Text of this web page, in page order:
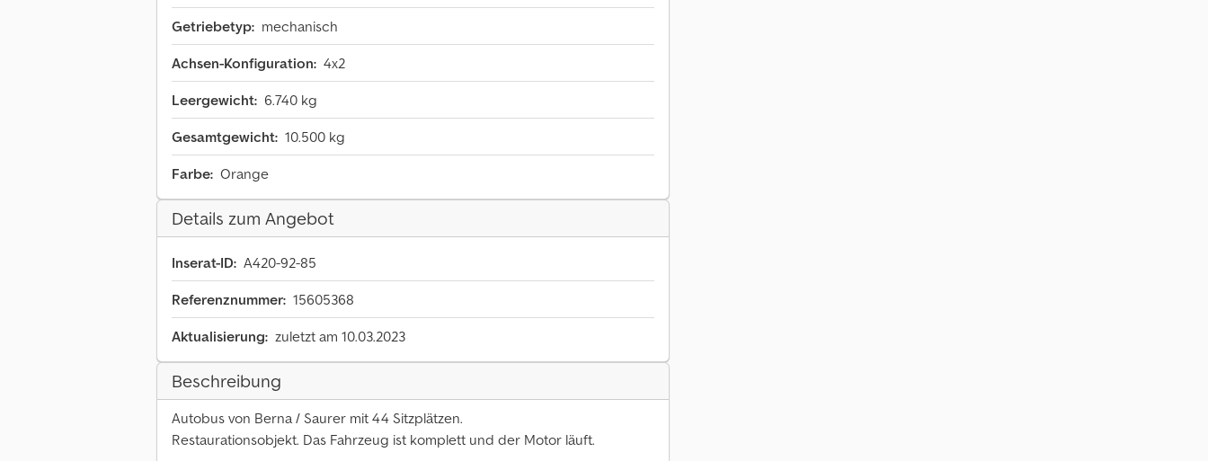
Getriebetyp: mechanisch
Achsen-Konfiguration: 4x2
Leergewicht: 6.740 kg
Gesamtgewicht: 10.500 kg
Farbe: Orange
Details zum Angebot
Inserat-ID: A420-92-85
Referenznummer: 15605368
Aktualisierung: zuletzt am 10.03.2023
Beschreibung
Autobus von Berna / Saurer mit 44 Sitzplätzen.
Restaurationsobjekt. Das Fahrzeug ist komplett und der Motor läuft.